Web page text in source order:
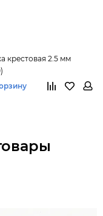
крестовая 2.5 мм